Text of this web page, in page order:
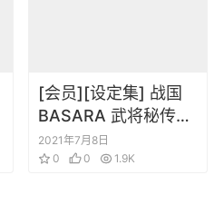
[会员][设定集] 战国
BASARA 武将秘传之
书设定集
2021年7月8日
0
0 1.9K